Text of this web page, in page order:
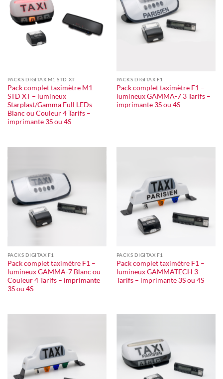
PACKS DIGITAX M1 STD XT
Pack complet taximètre M1
STD XT – lumineux
Starplast/Gamma Full LEDs
Blanc ou Couleur 4 Tarifs –
imprimante 3S ou 4S
PACKS DIGITAX F1
Pack complet taximètre F1 –
lumineux GAMMA-7 3 Tarifs –
imprimante 3S ou 4S
PACKS DIGITAX F1
Pack complet taximètre F1 –
lumineux GAMMA-7 Blanc ou
Couleur 4 Tarifs – imprimante
3S ou 4S
PACKS DIGITAX F1
Pack complet taximètre F1 –
lumineux GAMMATECH 3
Tarifs – imprimante 3S ou 4S